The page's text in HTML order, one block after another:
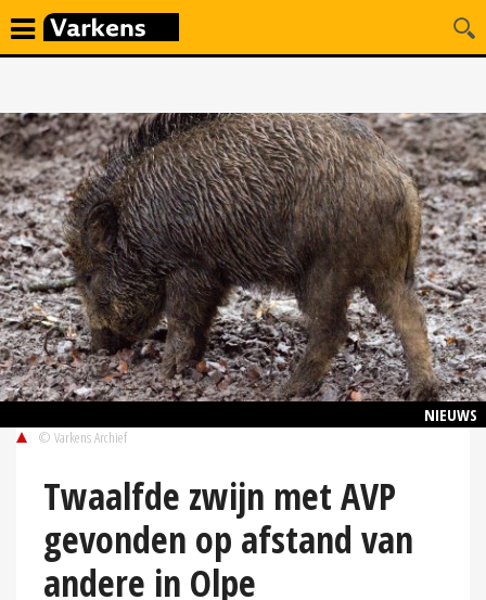
NIEUWS
© Varkens Archief
Twaalfde zwijn met AVP
gevonden op afstand van
andere in Olpe